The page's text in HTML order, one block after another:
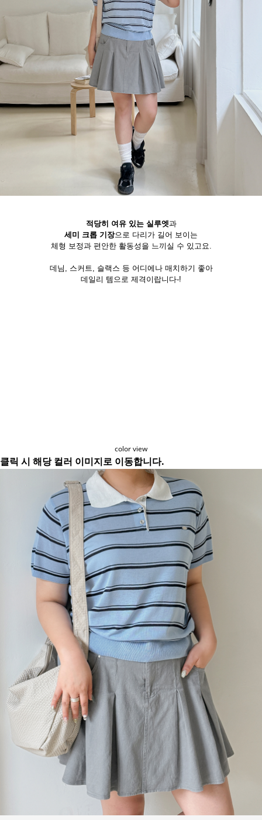
적당히 여유 있는 실루엣과
세미 크롭 기장으로 다리가 길어 보이는
체형 보정과 편안한 활동성을 느끼실 수 있고요.
데님, 스커트, 슬랙스 등 어디에나 매치하기 좋아
데일리 템으로 제격이랍니다-!
color view
클릭 시 해당 컬러 이미지로 이동합니다.